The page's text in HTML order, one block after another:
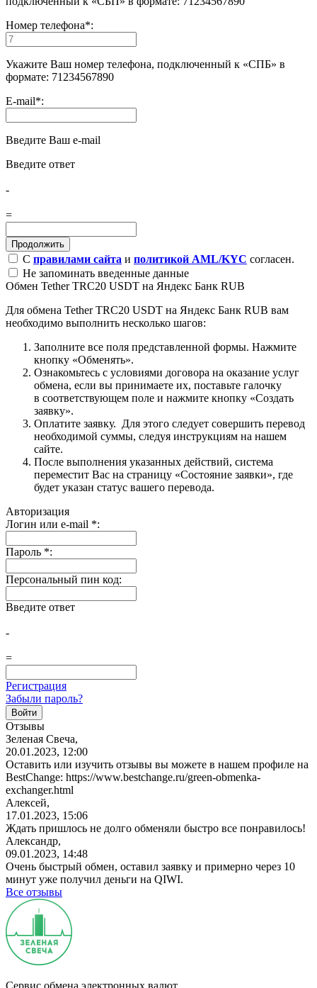
Номер телефона*:
Укажите Ваш номер телефона, подключенный к «СПБ» в
формате: 71234567890
E-mail*:
Введите Ваш e-mail
Введите ответ
-
=
С правилами сайта и политикой AML/KYC согласен.
Не запоминать введенные данные
Обмен Tether TRC20 USDT на Яндекс Банк RUB
Для обмена Tether TRC20 USDT на Яндекс Банк RUB вам
необходимо выполнить несколько шагов:
Заполните все поля представленной формы. Нажмите
кнопку «Обменять».
Ознакомьтесь с условиями договора на оказание услуг
обмена, если вы принимаете их, поставьте галочку
в соответствующем поле и нажмите кнопку «Создать
заявку».
Оплатите заявку. Для этого следует совершить перевод
необходимой суммы, следуя инструкциям на нашем
сайте.
После выполнения указанных действий, система
переместит Вас на страницу «Состояние заявки», где
будет указан статус вашего перевода.
Авторизация
Логин или e-mail *:
Пароль *:
Персональный пин код:
Введите ответ
-
=
Регистрация
Забыли пароль?
Отзывы
Зеленая Свеча,
20.01.2023, 12:00
Оставить или изучить отзывы вы можете в нашем профиле на
BestChange: https://www.bestchange.ru/green-obmenka-
exchanger.html
Алексей,
17.01.2023, 15:06
Ждать пришлось не долго обменяли быстро все понравилось!
Александр,
09.01.2023, 14:48
Очень быстрый обмен, оставил заявку и примерно через 10
минут уже получил деньги на QIWI.
Все отзывы
Сервис обмена электронных валют.